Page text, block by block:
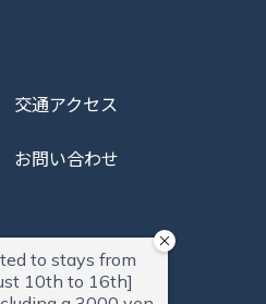
交通アクセス
お問い合わせ